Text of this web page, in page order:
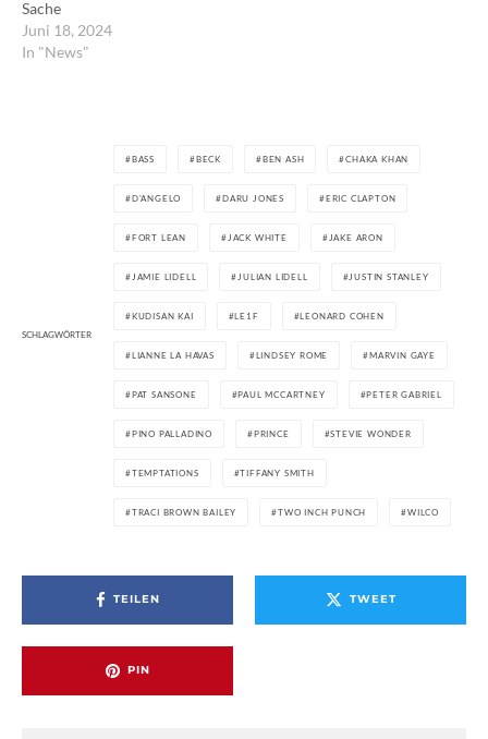
Sache
Juni 18, 2024
In "News"
SCHLAGWÖRTER
BASS BECK BEN ASH CHAKA KHAN
D'ANGELO DARU JONES ERIC CLAPTON
FORT LEAN JACK WHITE JAKE ARON
JAMIE LIDELL JULIAN LIDELL JUSTIN STANLEY
KUDISAN KAI LE1F LEONARD COHEN
LIANNE LA HAVAS LINDSEY ROME MARVIN GAYE
PAT SANSONE PAUL MCCARTNEY PETER GABRIEL
PINO PALLADINO PRINCE STEVIE WONDER
TEMPTATIONS TIFFANY SMITH
TRACI BROWN BAILEY TWO INCH PUNCH WILCO
TEILEN TWEET
PIN